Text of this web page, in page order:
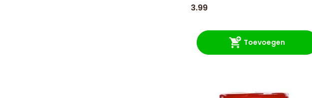
3.99
Toevoegen